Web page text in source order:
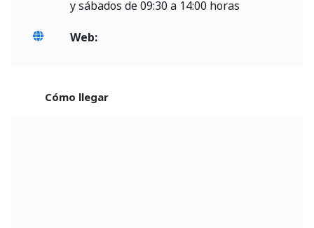
y sábados de 09:30 a 14:00 horas
Web:
Cómo llegar